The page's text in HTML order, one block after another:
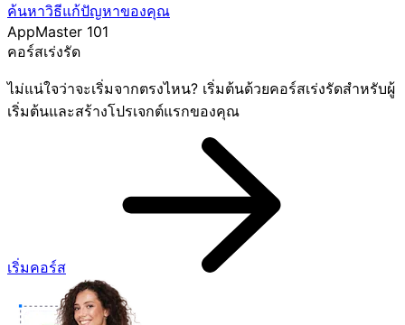
ค้นหาวิธีแก้ปัญหาของคุณ
AppMaster 101
คอร์สเร่งรัด
ไม่แน่ใจว่าจะเริ่มจากตรงไหน? เริ่มต้นด้วยคอร์สเร่งรัดสำหรับผู้
เริ่มต้นและสร้างโปรเจกต์แรกของคุณ
เริ่มคอร์ส